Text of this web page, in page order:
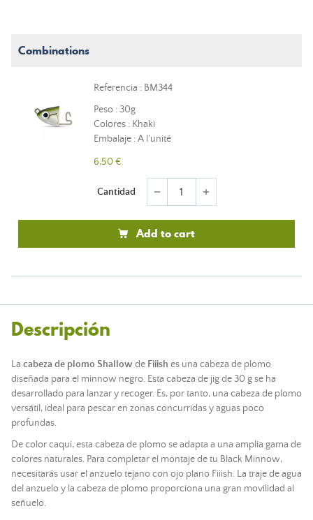
Combinations
Referencia : BM344
Peso : 30g
Colores : Khaki
Embalaje : A l'unité
6,50 €
Cantidad remove add
Add to cart
Descripción
La cabeza de plomo Shallow de Fiiish es una cabeza de plomo
diseñada para el minnow negro. Esta cabeza de jig de 30 g se ha
desarrollado para lanzar y recoger. Es, por tanto, una cabeza de plomo
versátil, ideal para pescar en zonas concurridas y aguas poco
profundas.
De color caqui, esta cabeza de plomo se adapta a una amplia gama de
colores naturales. Para completar el montaje de tu Black Minnow,
necesitarás usar el anzuelo tejano con ojo plano Fiiish. La traje de agua
del anzuelo y la cabeza de plomo proporciona una gran movilidad al
señuelo.